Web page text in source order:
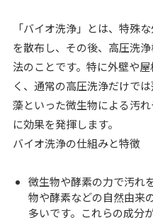
「バイオ洗浄」とは、特殊
を散布し、その後、高圧洗
法のことです。特に外壁や
く、通常の高圧洗浄だけで
藻といった微生物による汚
に効果を発揮します。
バイオ洗浄の仕組みと特徴
微生物や酵素の力で汚れ
物や酵素などの自然由来
多いです。これらの成分